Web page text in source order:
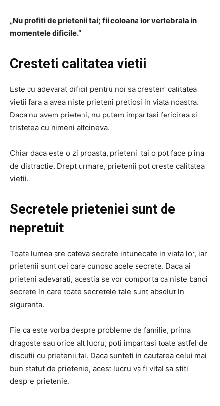
„Nu profiti de prietenii tai; fii coloana lor vertebrala in
momentele dificile.”
Cresteti calitatea vietii
Este cu adevarat dificil pentru noi sa crestem calitatea
vietii fara a avea niste prieteni pretiosi in viata noastra.
Daca nu avem prieteni, nu putem impartasi fericirea si
tristetea cu nimeni altcineva.
Chiar daca este o zi proasta, prietenii tai o pot face plina
de distractie. Drept urmare, prietenii pot creste calitatea
vietii.
Secretele prieteniei sunt de
nepretuit
Toata lumea are cateva secrete intunecate in viata lor, iar
prietenii sunt cei care cunosc acele secrete. Daca ai
prieteni adevarati, acestia se vor comporta ca niste banci
secrete in care toate secretele tale sunt absolut in
siguranta.
Fie ca este vorba despre probleme de familie, prima
dragoste sau orice alt lucru, poti impartasi toate astfel de
discutii cu prietenii tai. Daca sunteti in cautarea celui mai
bun statut de prietenie, acest lucru va fi vital sa stiti
despre prietenie.